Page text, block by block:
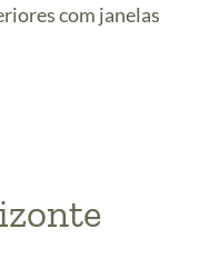
com janelas